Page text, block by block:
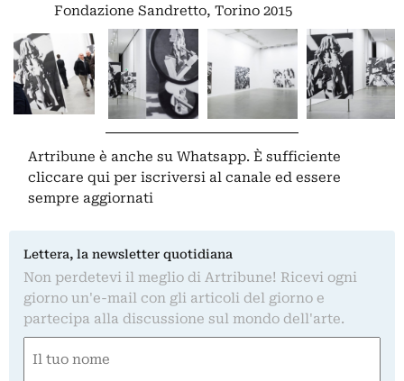
Fondazione Sandretto, Torino 2015
Artribune è anche su Whatsapp. È sufficiente
cliccare qui per iscriversi al canale ed essere
sempre aggiornati
Lettera, la newsletter quotidiana
Non perdetevi il meglio di Artribune! Ricevi ogni
giorno un'e-mail con gli articoli del giorno e
partecipa alla discussione sul mondo dell'arte.
(Required)